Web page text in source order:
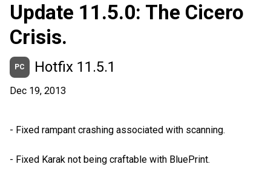
Update 11.5.0: The Cicero
Crisis.
PC Hotfix 11.5.1
Dec 19, 2013
- Fixed rampant crashing associated with scanning.
- Fixed Karak not being craftable with BluePrint.